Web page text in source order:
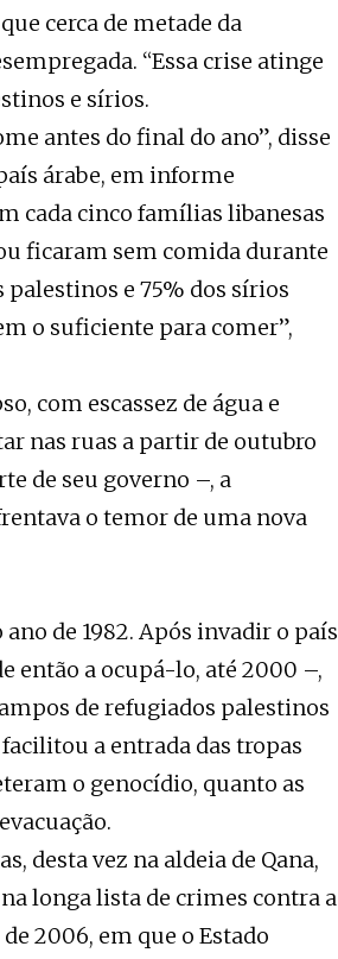
cerca de metade da
“Essa crise atinge
e sírios.
antes do final do ano”, disse
árabe, em informe
cada cinco famílias libanesas
ficaram sem comida durante
e 75% dos sírios
o suficiente para comer”,
com escassez de água e
nas ruas a partir de outubro
de seu governo –, a
o temor de uma nova
de 1982. Após invadir o país
então a ocupá-lo, até 2000 –,
de refugiados palestinos
a entrada das tropas
o genocídio, quanto as
desta vez na aldeia de Qana,
longa lista de crimes contra a
2006, em que o Estado